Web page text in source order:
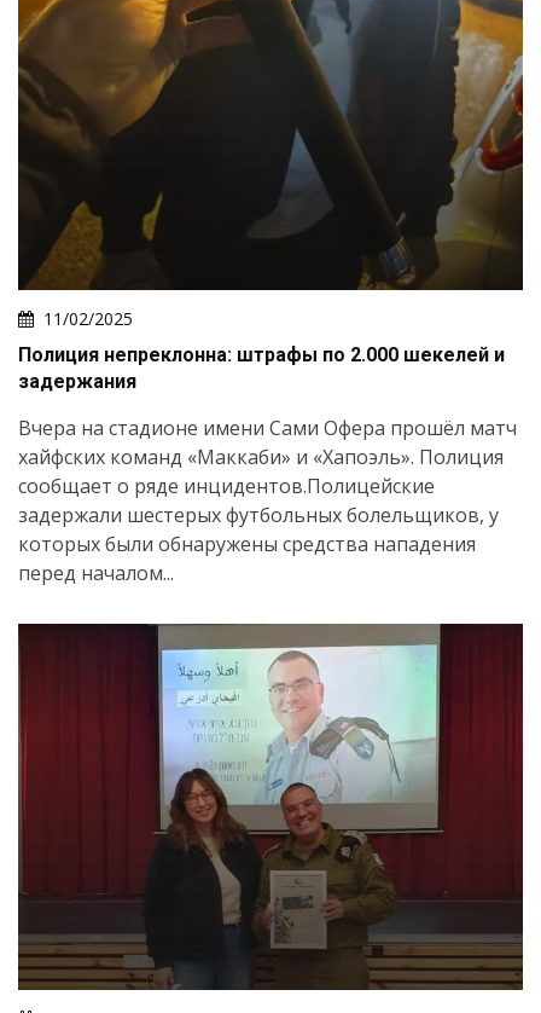
11/02/2025
Полиция непреклонна: штрафы по 2.000 шекелей и
задержания
Вчера на стадионе имени Сами Офера прошёл матч
хайфских команд «Маккаби» и «Хапоэль». Полиция
сообщает о ряде инцидентов.Полицейские
задержали шестерых футбольных болельщиков, у
которых были обнаружены средства нападения
перед началом...